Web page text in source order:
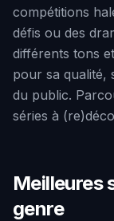
compétitions
défis ou des
différents tons
pour sa qualité,
du public.
séries à
Meilleures
genre